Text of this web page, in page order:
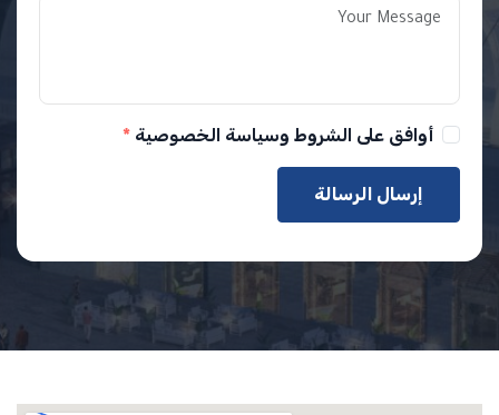
أوافق على الشروط وسياسة الخصوصية
إرسال الرسالة